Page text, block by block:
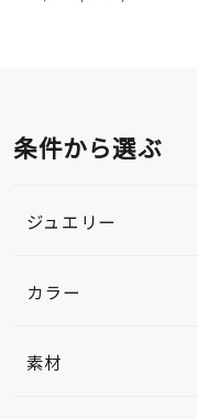
条件から選ぶ
ジュエリー
カラー
素材